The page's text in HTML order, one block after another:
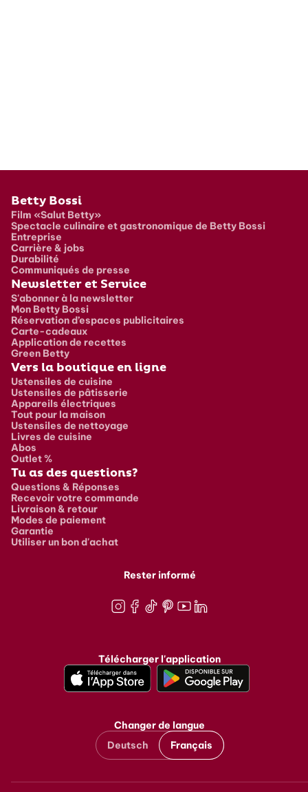
Pied de page
Betty Bossi
Film «Salut Betty»
Spectacle culinaire et gastronomique de Betty Bossi
Entreprise
Carrière & jobs
Durabilité
Communiqués de presse
Newsletter et Service
S'abonner à la newsletter
Mon Betty Bossi
Réservation d’espaces publicitaires
Carte-cadeaux
Application de recettes
Green Betty
Vers la boutique en ligne
Ustensiles de cuisine
Ustensiles de pâtisserie
Appareils électriques
Tout pour la maison
Ustensiles de nettoyage
Livres de cuisine
Abos
Outlet %
Tu as des questions?
Questions & Réponses
Recevoir votre commande
Livraison & retour
Modes de paiement
Garantie
Utiliser un bon d'achat
Rester informé
Télécharger l'application
Changer de langue
Deutsch
Français